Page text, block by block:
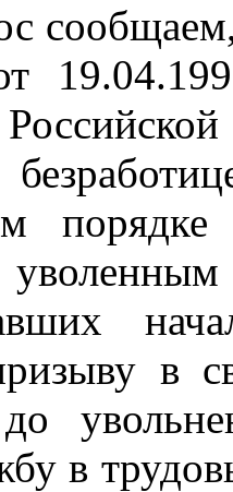
сообщаем,
в
в